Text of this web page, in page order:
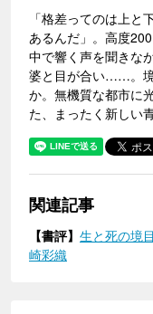
「格差ってのは上と
あるんだ」。高度
中で響く声を聞きな
婆と目が合い……。
か。無機質な都市に
た、まったく新しい
関連記事
【書評】 生と死の境
崎彩織